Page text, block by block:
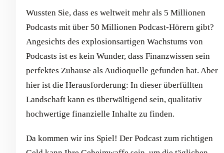
Wussten Sie, dass es weltweit mehr als 5 Millionen
Podcasts mit über 50 Millionen Podcast-Hörern gibt?
Angesichts des explosionsartigen Wachstums von
Podcasts ist es kein Wunder, dass Finanzwissen sein
perfektes Zuhause als Audioquelle gefunden hat. Aber
hier ist die Herausforderung: In dieser überfüllten
Landschaft kann es überwältigend sein, qualitativ
hochwertige finanzielle Inhalte zu finden.
Da kommen wir ins Spiel! Der Podcast zum richtigen